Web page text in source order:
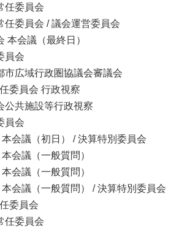
任委員会
任委員会 / 議会運営委員会
本会議（最終日）
員会
市広域行政圏協議会審議会
委員会 行政視察
公共施設等行政視察
員会
会議（初日） / 決算特別委員会
会議（一般質問）
会議（一般質問）
会議（一般質問） / 決算特別委員会
委員会
任委員会